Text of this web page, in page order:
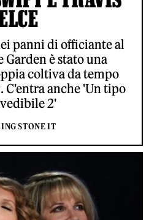
panni di officiante al
Garden è stato una
coltiva da tempo
anche 'Un tipo
2'
STONE IT